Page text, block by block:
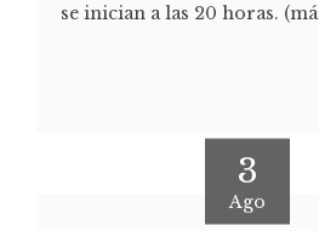
se inician a las 20 horas.
3
Ago